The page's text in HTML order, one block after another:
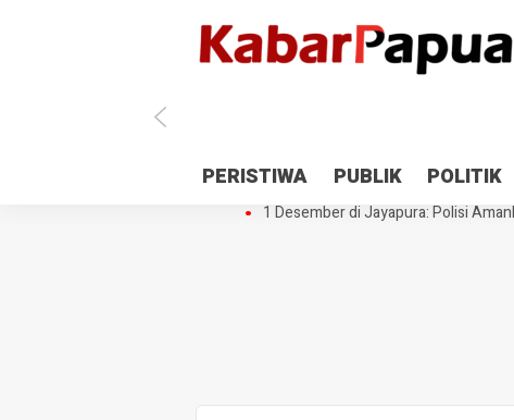
PERISTIWA PUBLIK POLITIK
Antisipasi 1 Desember, TNI Polri
Gedung Perpustakaan SMPN 5
1 Desember di Jayapura: Polisi